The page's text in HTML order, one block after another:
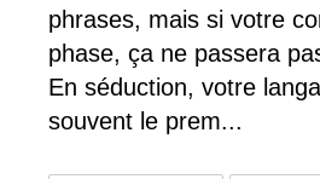
phrases, mais si votre
phase, ça ne passera
En séduction, votre
souvent le prem...